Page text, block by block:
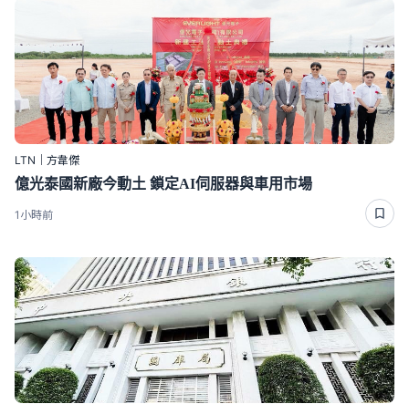
LTN｜方韋傑
億光泰國新廠今動土 鎖定AI伺服器與車用市場
1小時前